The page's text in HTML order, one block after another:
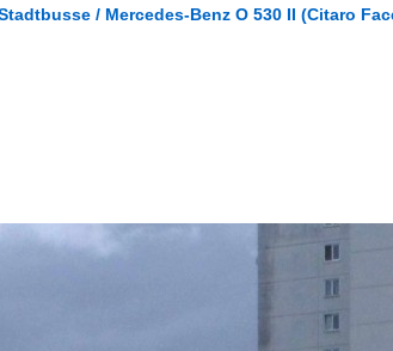
/ Mercedes-Benz O 530 II (Citaro